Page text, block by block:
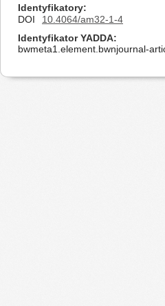
Identyfikatory
DOI
10.4064/am32-1-4
Identyfikator YADDA
bwmeta1.element.bwnjournal-